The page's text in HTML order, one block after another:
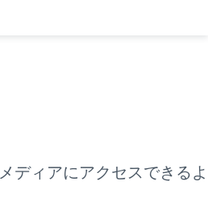
ディアにアクセスできるよ